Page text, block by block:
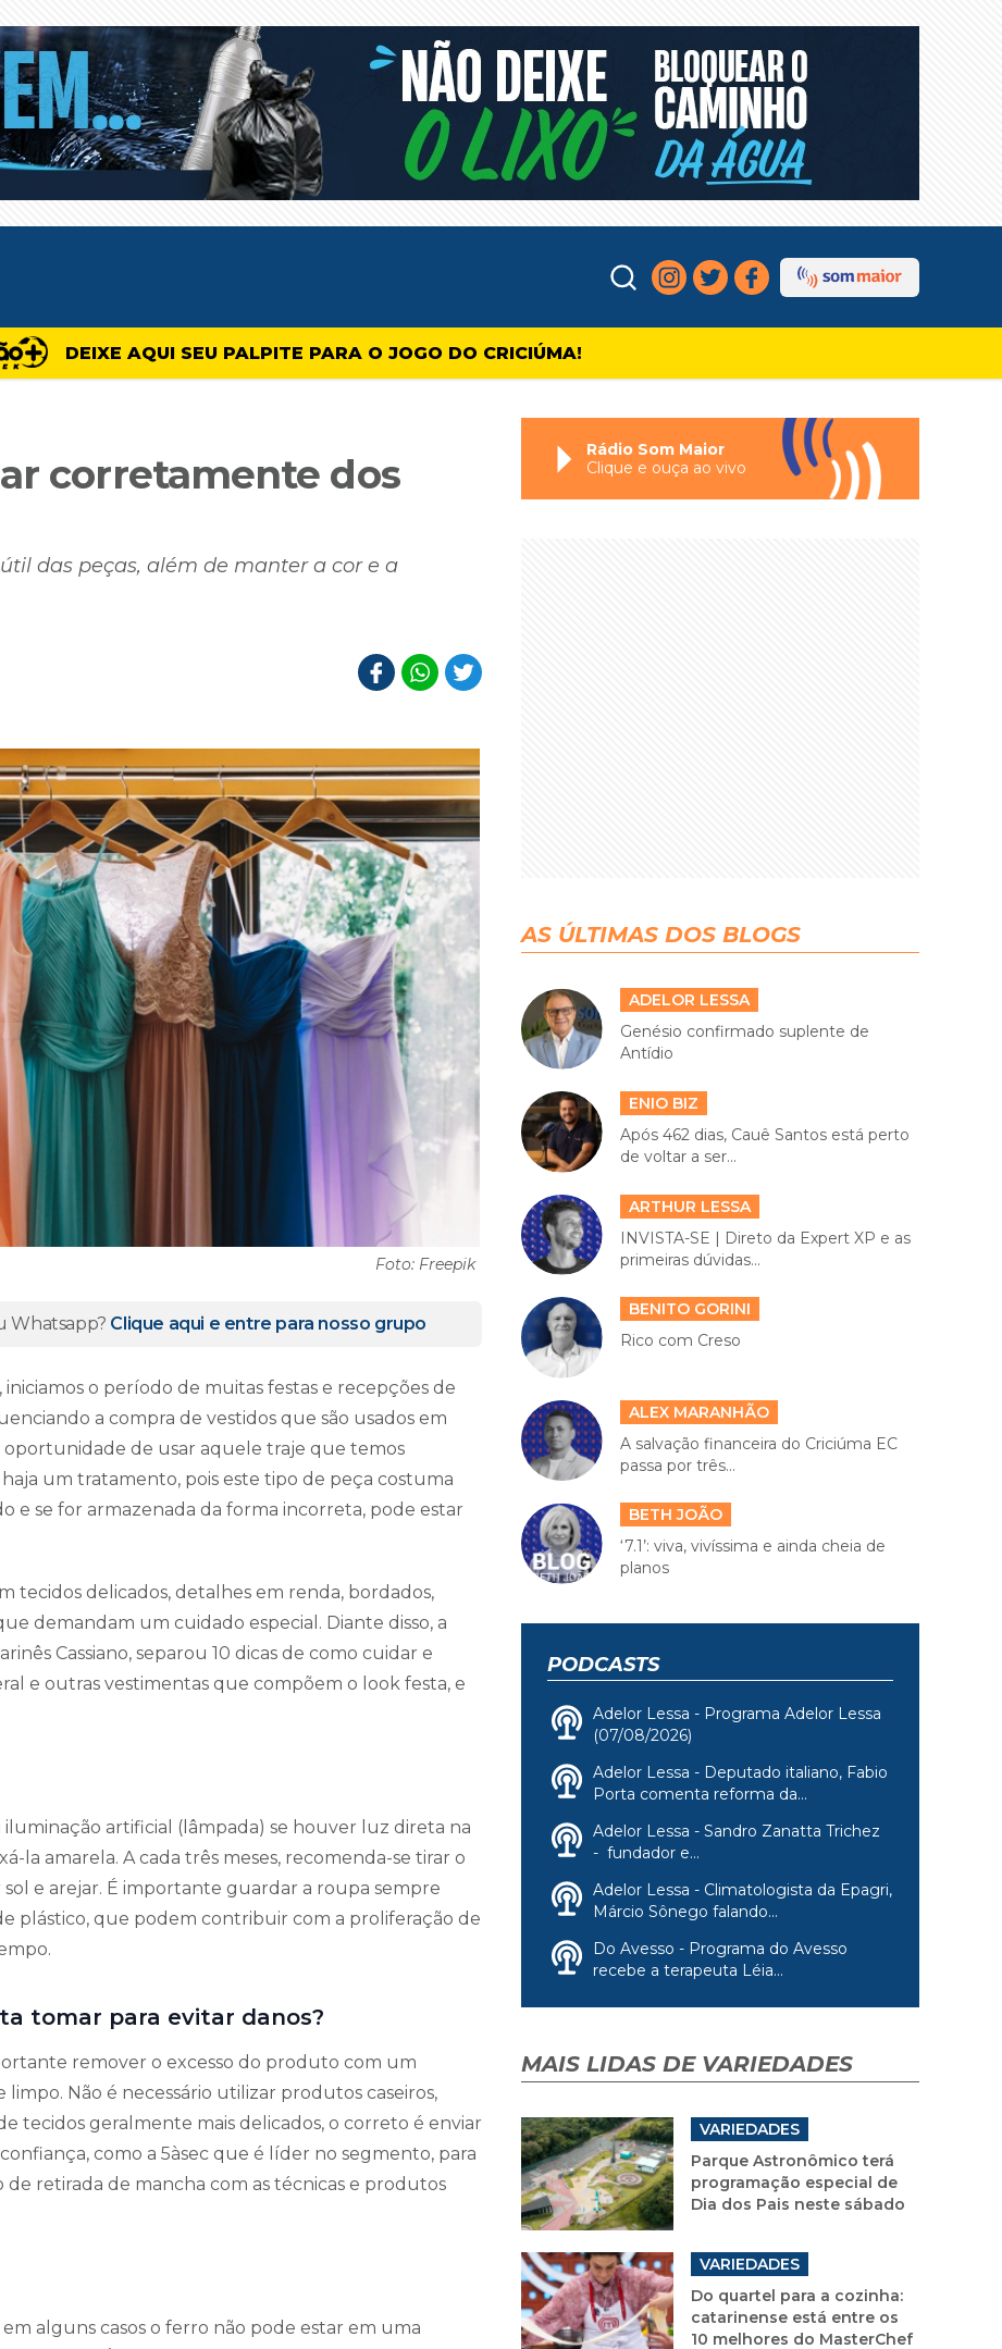
DEIXE AQUI SEU PALPITE PARA O JOGO DO CRICIÚMA!
corretamente dos
das peças, além de manter a cor e a
Foto: Freepik
Whatsapp? Clique aqui e entre para nosso grupo
iniciamos o período de muitas festas e recepções de
a compra de vestidos que são usados em
de usar aquele traje que temos
um tratamento, pois este tipo de peça costuma
se for armazenada da forma incorreta, pode estar
tecidos delicados, detalhes em renda, bordados,
demandam um cuidado especial. Diante disso, a
Cassiano, separou 10 dicas de como cuidar e
e outras vestimentas que compõem o look festa, e
artificial (lâmpada) se houver luz direta na
la amarela. A cada três meses, recomenda-se tirar o
e arejar. É importante guardar a roupa sempre
plástico, que podem contribuir com a proliferação de
tomar para evitar danos?
remover o excesso do produto com um
Não é necessário utilizar produtos caseiros,
tecidos geralmente mais delicados, o correto é enviar
como a 5àsec que é líder no segmento, para
de retirada de mancha com as técnicas e produtos
alguns casos o ferro não pode estar em uma
Rádio Som Maior
Clique e ouça ao vivo
AS ÚLTIMAS DOS BLOGS
ADELOR LESSA
Genésio confirmado suplente de
Antídio
ENIO BIZ
Após 462 dias, Cauê Santos está perto
de voltar a ser...
ARTHUR LESSA
INVISTA-SE | Direto da Expert XP e as
primeiras dúvidas...
BENITO GORINI
Rico com Creso
ALEX MARANHÃO
A salvação financeira do Criciúma EC
passa por três...
BETH JOÃO
‘7.1’: viva, vivíssima e ainda cheia de
planos
PODCASTS
Adelor Lessa - Programa Adelor Lessa
(07/08/2026)
Adelor Lessa - Deputado italiano, Fabio
Porta comenta reforma da...
Adelor Lessa - Sandro Zanatta Trichez
- fundador e...
Adelor Lessa - Climatologista da Epagri,
Márcio Sônego falando...
Do Avesso - Programa do Avesso
recebe a terapeuta Léia...
MAIS LIDAS DE VARIEDADES
VARIEDADES
Parque Astronômico terá
programação especial de
Dia dos Pais neste sábado
VARIEDADES
Do quartel para a cozinha:
catarinense está entre os
10 melhores do MasterChef